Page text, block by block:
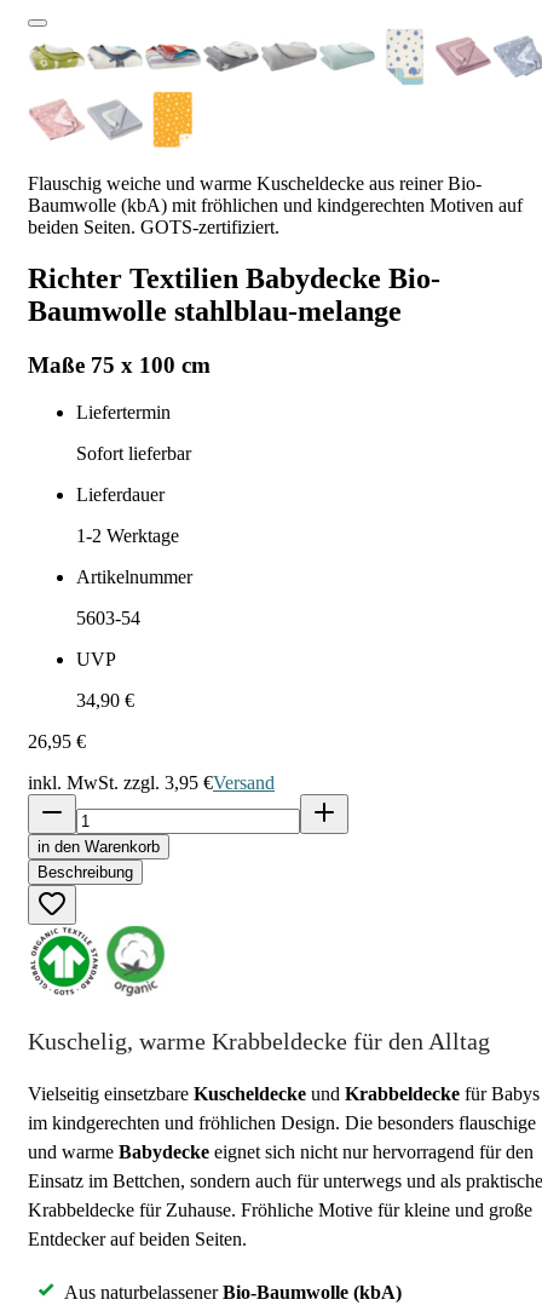
Flauschig weiche und warme Kuscheldecke aus reiner Bio-
Baumwolle (kbA) mit fröhlichen und kindgerechten Motiven auf
beiden Seiten. GOTS-zertifiziert.
Richter Textilien Babydecke Bio-
Baumwolle stahlblau-melange
Maße 75 x 100 cm
Liefertermin
Sofort lieferbar
Lieferdauer
1-2 Werktage
Artikelnummer
5603-54
UVP
34,90 €
26,95 €
inkl. MwSt. zzgl. 3,95 €Versand
in den Warenkorb
Beschreibung
Kuschelig, warme Krabbeldecke für den Alltag
Vielseitig einsetzbare Kuscheldecke und Krabbeldecke für Babys
im kindgerechten und fröhlichen Design. Die besonders flauschige
und warme Babydecke eignet sich nicht nur hervorragend für den
Einsatz im Bettchen, sondern auch für unterwegs und als praktische
Krabbeldecke für Zuhause. Fröhliche Motive für kleine und große
Entdecker auf beiden Seiten.
Aus naturbelassenerBio-Baumwolle (kbA)